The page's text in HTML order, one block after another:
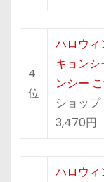
4
位
ハロウィ
キョン
ンシー
ショップ
3,470円
ハロウィ